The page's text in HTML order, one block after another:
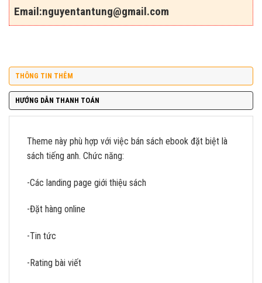
Email:nguyentantung@gmail.com
THÔNG TIN THÊM
HƯỚNG DẪN THANH TOÁN
Theme này phù hợp với việc bán sách ebook đặt biệt là
sách tiếng anh. Chức năng:
-Các landing page giới thiệu sách
-Đặt hàng online
-Tin tức
-Rating bài viết